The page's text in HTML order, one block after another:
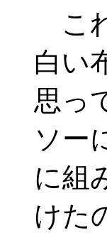
こ
白い
思っ
ソー
に組
けた